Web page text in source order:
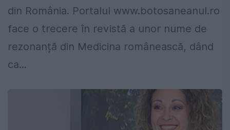
din România. Portalul www.botosaneanul.ro
face o trecere în revistă a unor nume de
rezonanță din Medicina românească, dând
ca...